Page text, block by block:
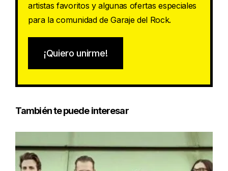
artistas favoritos y algunas ofertas especiales
para la comunidad de Garaje del Rock.
¡Quiero unirme!
También te puede interesar